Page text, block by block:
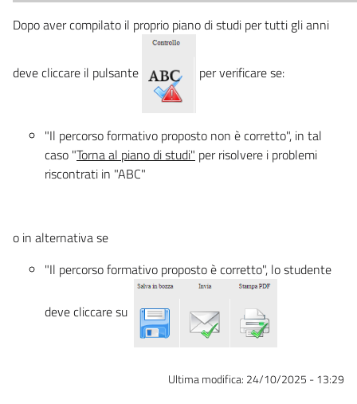
Dopo aver compilato il proprio piano di studi per tutti gli anni
deve cliccare il pulsante per verificare se:
"Il percorso formativo proposto non è corretto", in tal
caso "Torna al piano di studi" per risolvere i problemi
riscontrati in "ABC"
o in alternativa se
"Il percorso formativo proposto è corretto", lo studente
deve cliccare su
Ultima modifica: 24/10/2025 - 13:29